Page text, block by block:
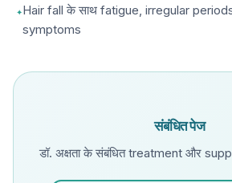
Hair fall के साथ fatigue, irregular
symptoms
संबंधित पेज
डॉ. अक्षता के संबंधित treatment और